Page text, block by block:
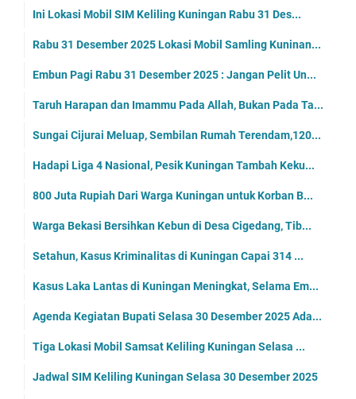
Ini Lokasi Mobil SIM Keliling Kuningan Rabu 31 Des...
Rabu 31 Desember 2025 Lokasi Mobil Samling Kuninan...
Embun Pagi Rabu 31 Desember 2025 : Jangan Pelit Un...
Taruh Harapan dan Imammu Pada Allah, Bukan Pada Ta...
Sungai Cijurai Meluap, Sembilan Rumah Terendam,120...
Hadapi Liga 4 Nasional, Pesik Kuningan Tambah Keku...
800 Juta Rupiah Dari Warga Kuningan untuk Korban B...
Warga Bekasi Bersihkan Kebun di Desa Cigedang, Tib...
Setahun, Kasus Kriminalitas di Kuningan Capai 314 ...
Kasus Laka Lantas di Kuningan Meningkat, Selama Em...
Agenda Kegiatan Bupati Selasa 30 Desember 2025 Ada...
Tiga Lokasi Mobil Samsat Keliling Kuningan Selasa ...
Jadwal SIM Keliling Kuningan Selasa 30 Desember 2025